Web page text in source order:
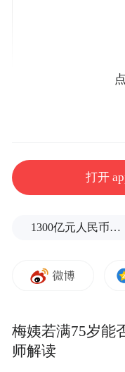
城融合，四区联
江市委书记吴祖
项目是经济发
个建设项目加
展的格局已然形
打开
1300亿元人民币，阿根廷：同中国延长5年货币互换协议
梅姨若满75岁能
师解读